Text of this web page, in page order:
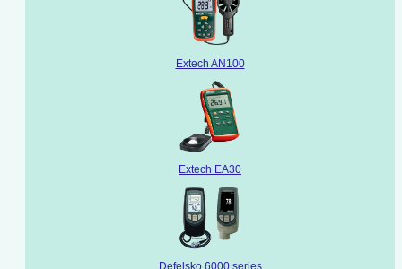
Extech AN100
Extech EA30